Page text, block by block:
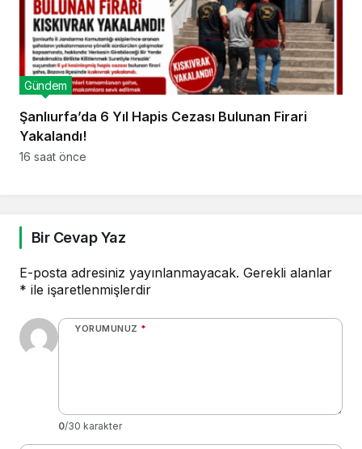
Şanlıurfa’da 6 Yıl Hapis Cezası Bulunan Firari
Yakalandı!
Gündem
16 saat önce
Bir Cevap Yaz
E-posta adresiniz yayınlanmayacak. Gerekli alanlar
* ile işaretlenmişlerdir
YORUMUNUZ *
0/30 karakter